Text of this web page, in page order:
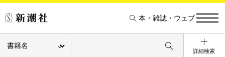
本・雑誌・ウェブ
詳細検索